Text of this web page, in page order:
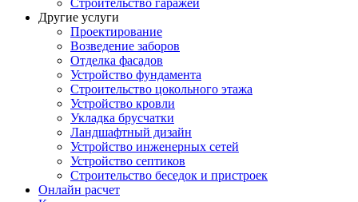
Строительство гаражей
Другие услуги
Проектирование
Возведение заборов
Отделка фасадов
Устройство фундамента
Строительство цокольного этажа
Устройство кровли
Укладка брусчатки
Ландшафтный дизайн
Устройство инженерных сетей
Устройство септиков
Строительство беседок и пристроек
Онлайн расчет